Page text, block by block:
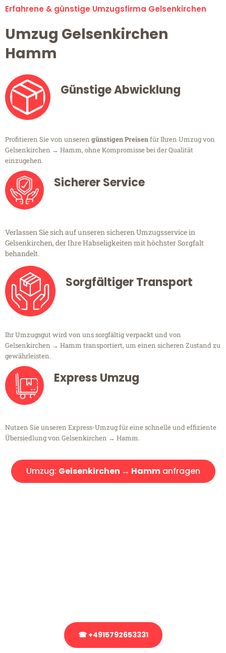
Erfahrene & günstige Umzugsfirma Gelsenkirchen
Umzug Gelsenkirchen
Hamm
Günstige Abwicklung
Profitieren Sie von unseren günstigen Preisenfür Ihren Umzug von
Gelsenkirchen → Hamm, ohne Kompromisse bei der Qualität
einzugehen.
Sicherer Service
Verlassen Sie sich auf unseren sicheren Umzugsservice in
Gelsenkirchen, der Ihre Habseligkeiten mit höchster Sorgfalt
behandelt.
Sorgfältiger Transport
Ihr Umzugsgut wird von uns sorgfältig verpackt und von
Gelsenkirchen → Hamm transportiert, um einen sicheren Zustand zu
gewährleisten.
Express Umzug
Nutzen Sie unseren Express-Umzug für eine schnelle und effiziente
Übersiedlung von Gelsenkirchen → Hamm.
Umzug: Gelsenkirchen → Hammanfragen
☎ +4915792653331